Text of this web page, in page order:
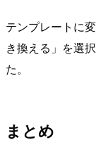
テンプレートに
き換える」を選
た。
まとめ